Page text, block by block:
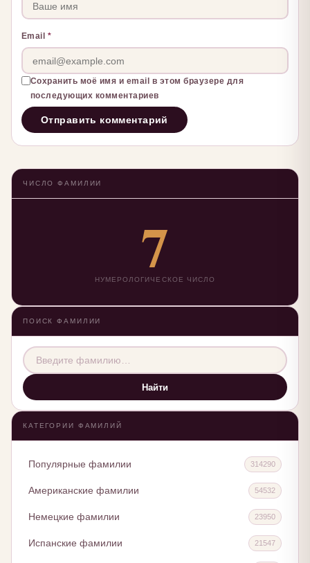
Email *
Сохранить моё имя и email в этом браузере для
последующих комментариев
ЧИСЛО ФАМИЛИИ
7
НУМЕРОЛОГИЧЕСКОЕ ЧИСЛО
ПОИСК ФАМИЛИИ
Найти
КАТЕГОРИИ ФАМИЛИЙ
Популярные фамилии 314290
Американские фамилии 54532
Немецкие фамилии 23950
Испанские фамилии 21547